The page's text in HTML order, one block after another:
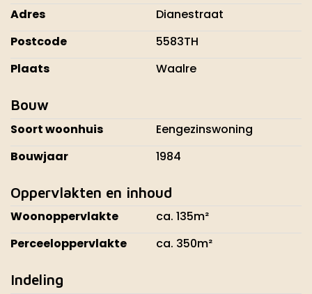
Adres
Dianestraat
Postcode
5583TH
Plaats
Waalre
Bouw
Soort woonhuis
Eengezinswoning
Bouwjaar
1984
Oppervlakten en inhoud
Woonoppervlakte
ca. 135m²
Perceeloppervlakte
ca. 350m²
Indeling